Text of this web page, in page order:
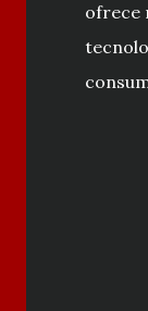
ofrece